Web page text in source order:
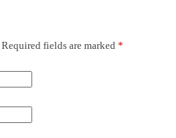
Required fields are marked *